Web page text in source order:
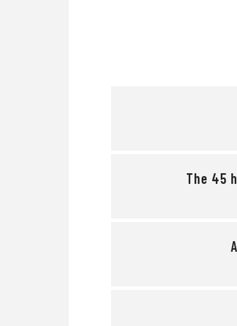
The 45